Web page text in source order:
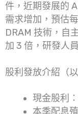
件，近期發展的
需求增加，預估
DRAM 技術，自
加 3 倍，研發人
股利發放介紹（
現金股利
本季配息